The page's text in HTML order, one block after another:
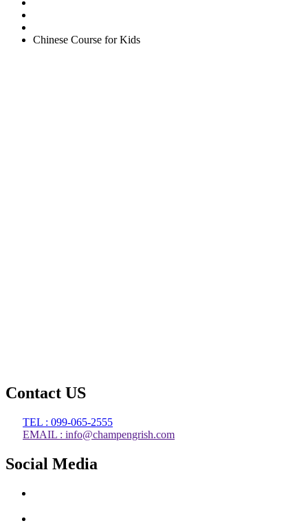
Chinese Course for Kids
Contact US
TEL : 099-065-2555
EMAIL : info@champengrish.com
Social Media